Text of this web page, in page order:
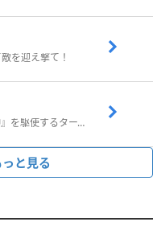
を迎え撃て！
武器の『アビリティ』と『戦神』を駆使するターン制コマンドバトルRPG！
と見る